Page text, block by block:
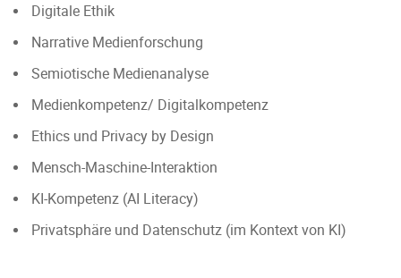
Digitale Ethik
Narrative Medienforschung
Semiotische Medienanalyse
Medienkompetenz/ Digitalkompetenz
Ethics und Privacy by Design
Mensch-Maschine-Interaktion
KI-Kompetenz (AI Literacy)
Privatsphäre und Datenschutz (im Kontext von KI)